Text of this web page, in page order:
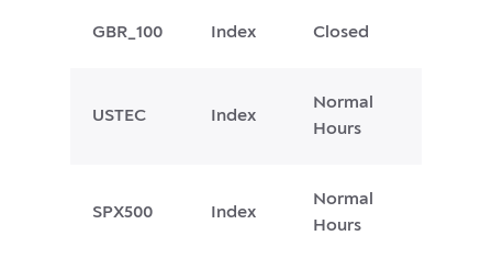
GBR_100 Index Closed
USTEC Index
Normal
Hours
SPX500 Index
Normal
Hours